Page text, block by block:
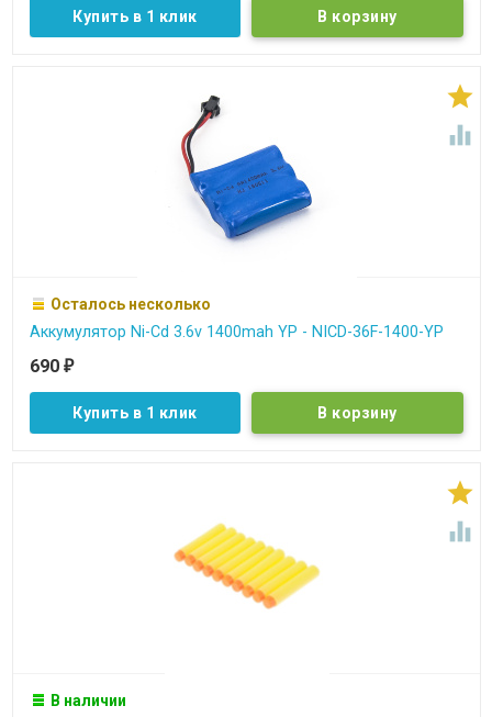
Купить в 1 клик


Осталось несколько
Аккумулятор Ni-Cd 3.6v 1400mah YP - NICD-36F-1400-YP
690 ₽
Купить в 1 клик


В наличии